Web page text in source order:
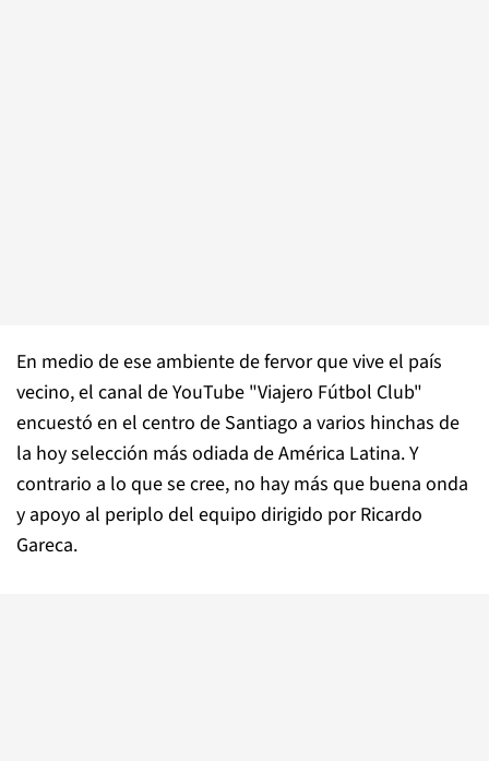
En medio de ese ambiente de fervor que vive el país
vecino, el canal de YouTube "Viajero Fútbol Club"
encuestó en el centro de Santiago a varios hinchas de
la hoy selección más odiada de América Latina. Y
contrario a lo que se cree, no hay más que buena onda
y apoyo al periplo del equipo dirigido por Ricardo
Gareca.